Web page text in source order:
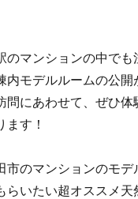
のマンションの中でも
内モデルルームの公開
問にあわせて、ぜひ体
ます！
市のマンションのモデ
らいたい超オススメ天